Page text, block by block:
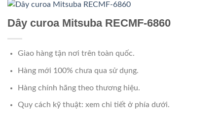
Dây curoa Mitsuba RECMF-6860
Giao hàng tận nơi trên toàn quốc.
Hàng mới 100% chưa qua sử dụng.
Hàng chính hãng theo thương hiệu.
Quy cách kỹ thuật: xem chi tiết ở phía dưới.